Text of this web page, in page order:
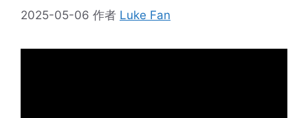
2025-05-06 作者 Luke Fan